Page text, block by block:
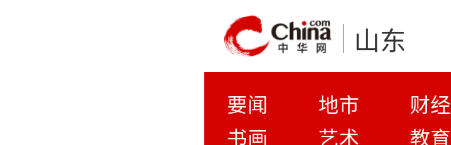
山东
要闻 地市 财经
书画
艺术 教育